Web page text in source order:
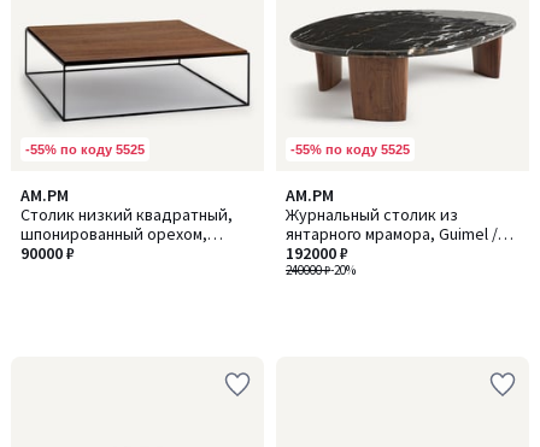
-55% по коду 5525
AM.PM
Столик низкий квадратный,
шпонированный орехом,
формат XL, Nolia / Нолиа
90000 ₽
-55% по коду 5525
AM.PM
Журнальный столик из
янтарного мрамора, Guimel /
Гимел
240000 ₽-20%
192000 ₽